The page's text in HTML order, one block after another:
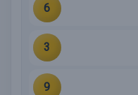
6
3
9